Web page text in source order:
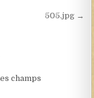
505.jpg →
champs